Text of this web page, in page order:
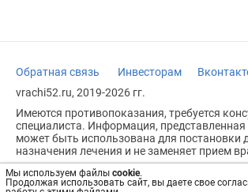
Мы используем файлы cookie.
Продолжая использовать сайт, вы даете свое
Обратная связь Инвесторам
vrachi52.ru, 2019-2026 гг.
Имеются противопоказания, требуется
специалиста. Информация, представленная
может быть использована для постановки
назначения лечения и не заменяет прием
Возрастное ограничение: 18+